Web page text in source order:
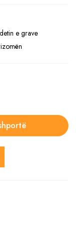
e grave